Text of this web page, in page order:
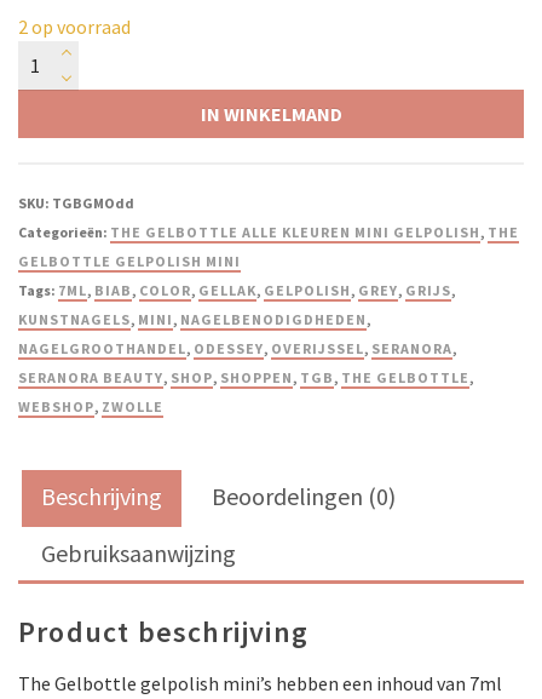
2 op voorraad
IN WINKELMAND
SKU: TGBGMOdd
Categorieën: THE GELBOTTLE ALLE KLEUREN MINI GELPOLISH, THE
GELBOTTLE GELPOLISH MINI
Tags: 7ML, BIAB, COLOR, GELLAK, GELPOLISH, GREY, GRIJS,
KUNSTNAGELS, MINI, NAGELBENODIGDHEDEN,
NAGELGROOTHANDEL, ODESSEY, OVERIJSSEL, SERANORA,
SERANORA BEAUTY, SHOP, SHOPPEN, TGB, THE GELBOTTLE,
WEBSHOP, ZWOLLE
Beschrijving
Beoordelingen (0)
Gebruiksaanwijzing
Product beschrijving
The Gelbottle gelpolish mini’s hebben een inhoud van 7ml